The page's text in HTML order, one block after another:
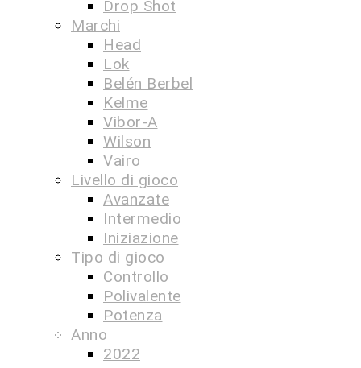
Drop Shot
Marchi
Head
Lok
Belén Berbel
Kelme
Vibor-A
Wilson
Vairo
Livello di gioco
Avanzate
Intermedio
Iniziazione
Tipo di gioco
Controllo
Polivalente
Potenza
Anno
2022